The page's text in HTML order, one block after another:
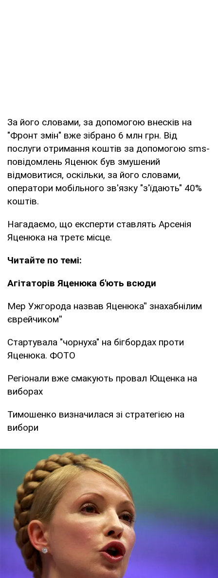
За його словами, за допомогою внесків на
"Фронт змін" вже зібрано 6 млн грн. Від
послуги отримання коштів за допомогою sms-
повідомлень Яценюк був змушений
відмовитися, оскільки, за його словами,
оператори мобільного зв'язку "з'їдають" 40%
коштів.
Нагадаємо, що експерти ставлять Арсенія
Яценюка на третє місце.
Читайте по темі:
Агітаторів Яценюка б'ють всюди
Мер Ужгорода назвав Яценюка'' знахабнілим
єврейчиком''
Стартувала "чорнуха" на бігбордах проти
Яценюка. ФОТО
Регіонали вже смакують провал Ющенка на
виборах
Тимошенко визначилася зі стратегією на
вибори